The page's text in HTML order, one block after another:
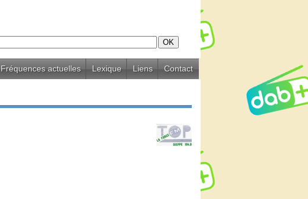
Fréquences actuelles Lexique Liens Contact